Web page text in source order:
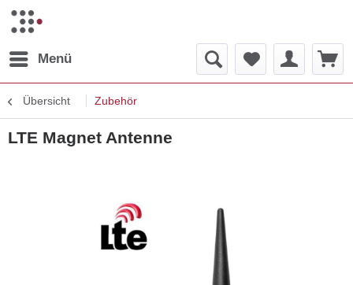
Menü
Übersicht Zubehör
LTE Magnet Antenne